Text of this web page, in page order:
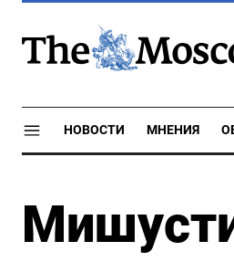
НОВОСТИ МНЕНИЯ